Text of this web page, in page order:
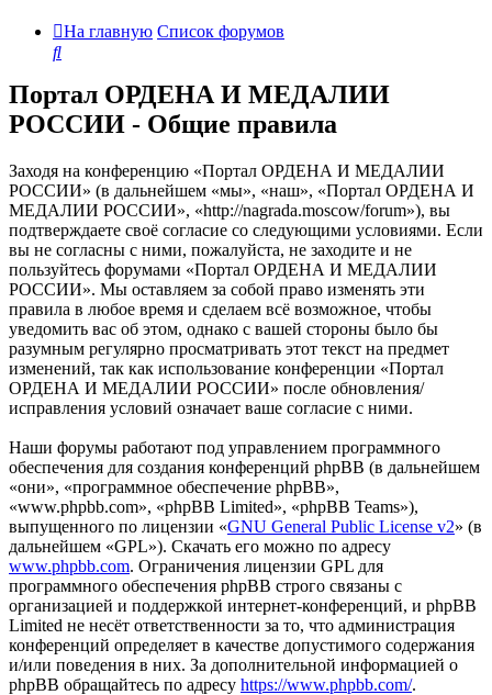
На главную Список форумов
Поиск
Портал ОРДЕНА И МЕДАЛИИ
РОССИИ - Общие правила
Заходя на конференцию «Портал ОРДЕНА И МЕДАЛИИ
РОССИИ» (в дальнейшем «мы», «наш», «Портал ОРДЕНА И
МЕДАЛИИ РОССИИ», «http://nagrada.moscow/forum»), вы
подтверждаете своё согласие со следующими условиями. Если
вы не согласны с ними, пожалуйста, не заходите и не
пользуйтесь форумами «Портал ОРДЕНА И МЕДАЛИИ
РОССИИ». Мы оставляем за собой право изменять эти
правила в любое время и сделаем всё возможное, чтобы
уведомить вас об этом, однако с вашей стороны было бы
разумным регулярно просматривать этот текст на предмет
изменений, так как использование конференции «Портал
ОРДЕНА И МЕДАЛИИ РОССИИ» после обновления/
исправления условий означает ваше согласие с ними.
Наши форумы работают под управлением программного
обеспечения для создания конференций phpBB (в дальнейшем
«они», «программное обеспечение phpBB»,
«www.phpbb.com», «phpBB Limited», «phpBB Teams»),
выпущенного по лицензии «GNU General Public License v2» (в
дальнейшем «GPL»). Скачать его можно по адресу
www.phpbb.com. Ограничения лицензии GPL для
программного обеспечения phpBB строго связаны с
организацией и поддержкой интернет-конференций, и phpBB
Limited не несёт ответственности за то, что администрация
конференций определяет в качестве допустимого содержания
и/или поведения в них. За дополнительной информацией о
phpBB обращайтесь по адресу https://www.phpbb.com/.